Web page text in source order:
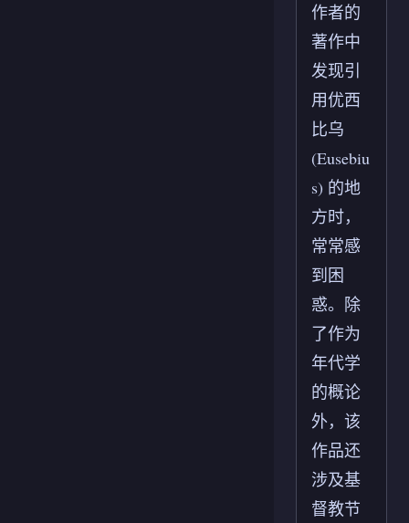
作者的
著作中
发现引
用优西
比乌
(Eusebiu
s) 的地
方时，
常常感
到困
惑。除
了作为
年代学
的概论
外，该
作品还
涉及基
督教节